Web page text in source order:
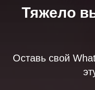
Тяжело
Оставь свой